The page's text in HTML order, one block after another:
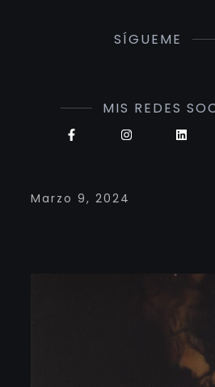
SÍGUEME
MIS REDES
Marzo 9, 2024